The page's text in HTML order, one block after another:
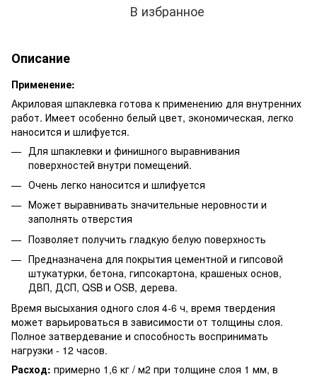
В избранное
Описание
Применение:
Акриловая шпаклевка готова к применению для внутренних
работ. Имеет особенно белый цвет, экономическая, легко
наносится и шлифуется.
Для шпаклевки и финишного выравнивания
поверхностей внутри помещений.
Очень легко наносится и шлифуется
Может выравнивать значительные неровности и
заполнять отверстия
Позволяет получить гладкую белую поверхность
Предназначена для покрытия цементной и гипсовой
штукатурки, бетона, гипсокартона, крашеных основ,
ДВП, ДСП, QSB и OSB, дерева.
Время высыхания одного слоя 4-6 ч, время твердения
может варьироваться в зависимости от толщины слоя.
Полное затвердевание и способность воспринимать
нагрузки - 12 часов.
Расход: примерно 1,6 кг / м2 при толщине слоя 1 мм, в